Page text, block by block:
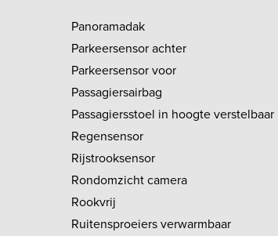
Panoramadak
Parkeersensor achter
Parkeersensor voor
Passagiersairbag
Passagiersstoel in hoogte verstelbaar
Regensensor
Rijstrooksensor
Rondomzicht camera
Rookvrij
Ruitensproeiers verwarmbaar